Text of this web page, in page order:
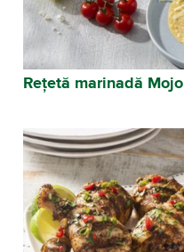
Rețetă marinadă Mojo